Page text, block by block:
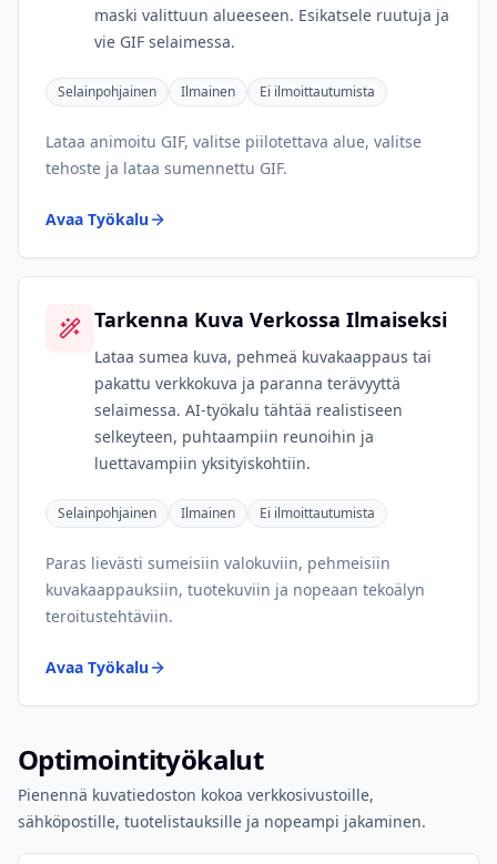
maski valittuun alueeseen. Esikatsele ruutuja ja
vie GIF selaimessa.
Selainpohjainen Ilmainen Ei ilmoittautumista
Lataa animoitu GIF, valitse piilotettava alue, valitse
tehoste ja lataa sumennettu GIF.
Avaa Työkalu
Tarkenna Kuva Verkossa Ilmaiseksi
Lataa sumea kuva, pehmeä kuvakaappaus tai
pakattu verkkokuva ja paranna terävyyttä
selaimessa. AI-työkalu tähtää realistiseen
selkeyteen, puhtaampiin reunoihin ja
luettavampiin yksityiskohtiin.
Selainpohjainen Ilmainen Ei ilmoittautumista
Paras lievästi sumeisiin valokuviin, pehmeisiin
kuvakaappauksiin, tuotekuviin ja nopeaan tekoälyn
teroitustehtäviin.
Avaa Työkalu
Optimointityökalut
Pienennä kuvatiedoston kokoa verkkosivustoille,
sähköpostille, tuotelistauksille ja nopeampi jakaminen.